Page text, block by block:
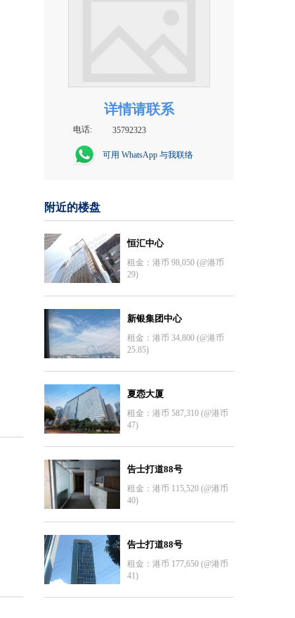
详情请联系
电话: 35792323
可用 WhatsApp 与我联络
附近的楼盘
恒汇中心
租金：港币 98,050 (@港币
29)
新银集团中心
租金：港币 34,800 (@港币
25.85)
夏悫大厦
租金：港币 587,310 (@港币
47)
告士打道88号
租金：港币 115,520 (@港币
40)
告士打道88号
租金：港币 177,650 (@港币
41)